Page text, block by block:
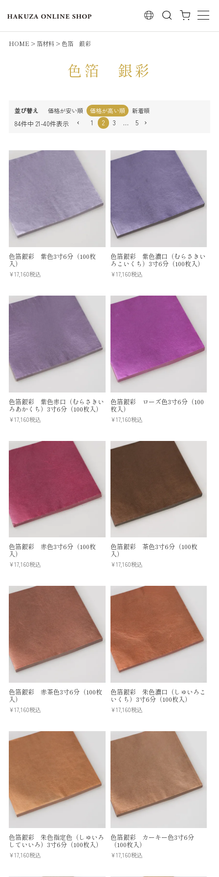
検索
HOME 箔材料 色箔 銀彩
色箔 銀彩
並び替え 価格が安い順 価格が高い順 新着順
84件中 21-40件表示 1 2 3 … 5
色箔銀彩 紫色3寸6分（100枚
入）
¥17,160税込
色箔銀彩 紫色濃口（むらさきい
ろこいくち）3寸6分（100枚入）
¥17,160税込
色箔銀彩 紫色赤口（むらさきい
ろあかくち）3寸6分（100枚入）
¥17,160税込
色箔銀彩 ローズ色3寸6分（100
枚入）
¥17,160税込
色箔銀彩 赤色3寸6分（100枚
入）
¥17,160税込
色箔銀彩 茶色3寸6分（100枚
入）
¥17,160税込
色箔銀彩 赤茶色3寸6分（100枚
入）
¥17,160税込
色箔銀彩 朱色濃口（しゅいろこ
いくち）3寸6分（100枚入）
¥17,160税込
色箔銀彩 朱色指定色（しゅいろ
していいろ）3寸6分（100枚入）
¥17,160税込
色箔銀彩 カーキー色3寸6分
（100枚入）
¥17,160税込